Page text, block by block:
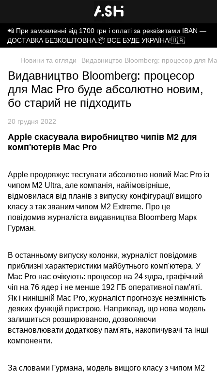
📲 При замовленні від 1700 грн і оплаті за реквізитами IBAN —
ДОСТАВКА БЕЗКОШТОВНА.📦 ВСЕ БУДЕ УКРАЇНА!🇺🇦
Новини та огляди Видавництво Bloomberg: процесор для
Видавництво Bloomberg: процесор
для Mac Pro буде абсолютно новим,
бо старий не підходить
20 грудня 2022
Apple скасувала виробництво чипів M2 для
комп'ютерів Mac Pro
Apple продовжує тестувати абсолютно новий Mac Pro із
чипом M2 Ultra, але компанія, найімовірніше,
відмовилася від планів з випуску конфігурації вищого
класу з так званим чипом M2 Extreme. Про це
повідомив журналіста видавництва Bloomberg Марк
Гурман.
В останньому випуску колонки, журналіст повідомив
приблизні характеристики майбутнього комп'ютера. У
Mac Pro нас очікують: процесор на 24 ядра, графічний
чіп на 76 ядер і не менше 192 ГБ оперативної пам'яті.
Як і нинішній Mac Pro, журналіст прогнозує незмінність
деяких функцій пристрою. Наприклад, що нова модель
залишиться розширюваною, дозволяючи
встановлювати додаткову пам'ять, накопичувачі та інші
компоненти.
За словами Гурмана, модель вищого класу з чипом M2